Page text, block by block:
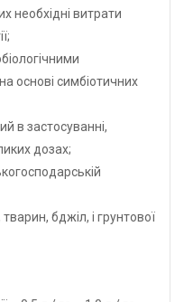
необхідні витрати
основі симбіотичних
в застосуванні,
дозах;
бджіл, і грунтової